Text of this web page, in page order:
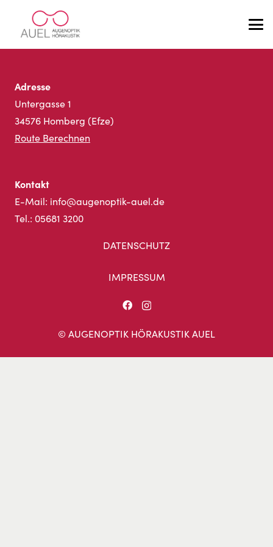
Öffnungszeiten
Mo. – Fr.: 09:00 – 13:00 Uhr & 14:00 – 18:00 Uhr
Adresse
Untergasse 1
34576 Homberg (Efze)
Route Berechnen
Kontakt
E-Mail: info@augenoptik-auel.de
Tel.: 05681 3200
DATENSCHUTZ
IMPRESSUM
© AUGENOPTIK HÖRAKUSTIK AUEL